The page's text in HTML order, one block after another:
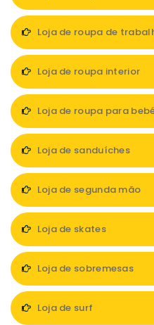
Loja de roupa de
Loja de roupa interior
Loja de roupa para
Loja de sanduíches
Loja de segunda mão
Loja de skates
Loja de sobremesas
Loja de surf